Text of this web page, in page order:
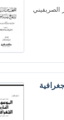
الصريفيني